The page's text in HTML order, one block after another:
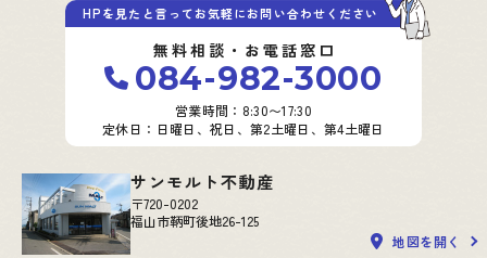
HPを見たと言ってお気軽にお問い合わせください
無料相談・お電話窓口
084-982-3000
営業時間：8:30〜17:30
定休日：日曜日、祝日、第2土曜日、第4土曜日
サンモルト不動産
〒720-0202
福山市鞆町後地26-125
地図を開く